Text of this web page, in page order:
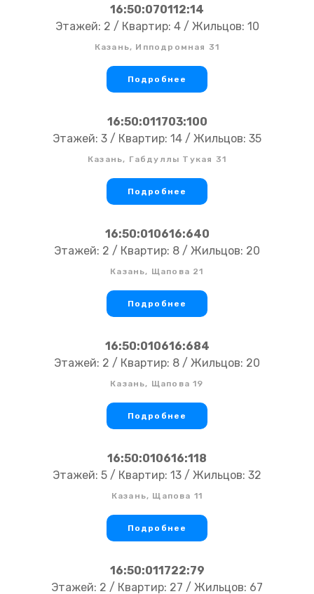
16:50:070112:14
Этажей: 2 / Квартир: 4 / Жильцов: 10
Казань, Ипподромная 31
Подробнее
16:50:011703:100
Этажей: 3 / Квартир: 14 / Жильцов: 35
Казань, Габдуллы Тукая 31
Подробнее
16:50:010616:640
Этажей: 2 / Квартир: 8 / Жильцов: 20
Казань, Щапова 21
Подробнее
16:50:010616:684
Этажей: 2 / Квартир: 8 / Жильцов: 20
Казань, Щапова 19
Подробнее
16:50:010616:118
Этажей: 5 / Квартир: 13 / Жильцов: 32
Казань, Щапова 11
Подробнее
16:50:011722:79
Этажей: 2 / Квартир: 27 / Жильцов: 67